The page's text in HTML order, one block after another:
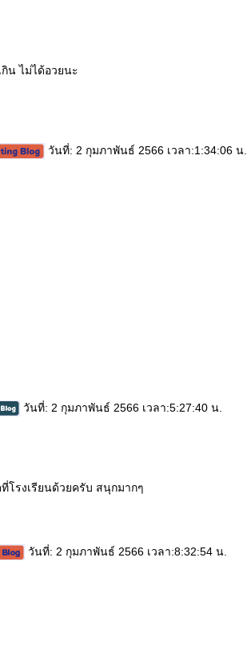
กิน ไม่ได้อวยนะ
วันที่: 2 กุมภาพันธ์ 2566 เวลา:1:34:06 น.
วันที่: 2 กุมภาพันธ์ 2566 เวลา:5:27:40 น.
โรงเรียนด้วยครับ สนุกมากๆ
วันที่: 2 กุมภาพันธ์ 2566 เวลา:8:32:54 น.